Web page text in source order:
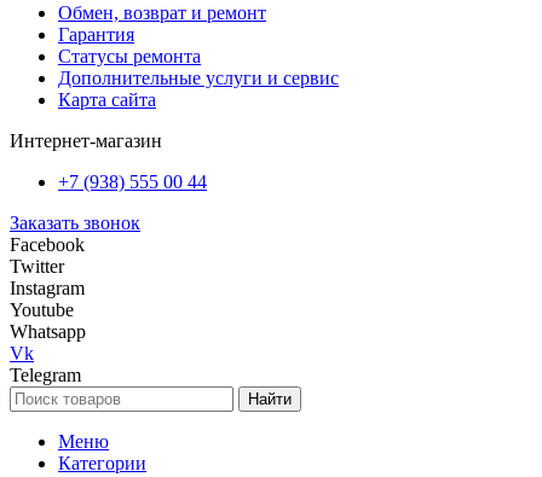
Обмен, возврат и ремонт
Гарантия
Статусы ремонта
Дополнительные услуги и сервис
Карта сайта
Интернет-магазин
+7 (938) 555 00 44
Заказать звонок
Facebook
Twitter
Instagram
Youtube
Whatsapp
Vk
Telegram
Найти
Меню
Категории